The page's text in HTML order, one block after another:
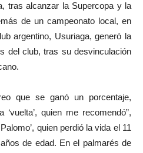
tras alcanzar la Supercopa y la
de un campeonato local, en
argentino, Usuriaga, generó la
del club, tras su desvinculación
que se ganó un porcentaje,
quien me recomendó”,
quien perdió la vida el 11
de edad. En el palmarés de